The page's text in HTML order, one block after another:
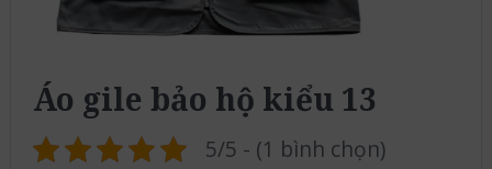
Áo gile bảo hộ kiểu 13
5/5 - (1 bình chọn)